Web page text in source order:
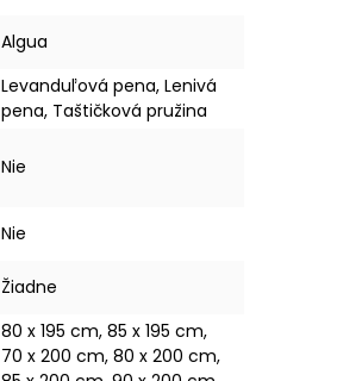
Algua
Levanduľová pena, Lenivá
pena, Taštičková pružina
Nie
Nie
Žiadne
80 x 195 cm, 85 x 195 cm,
70 x 200 cm, 80 x 200 cm,